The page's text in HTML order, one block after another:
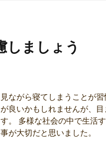
しましょう
ながら寝てしまうことが
良いかもしれませんが、
。 多様な社会の中で生活
が大切だと思いました。